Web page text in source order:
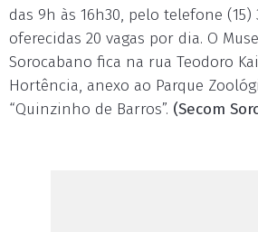
das 9h às 16h30, pelo telefone (15)
oferecidas 20 vagas por dia. O
Sorocabano fica na rua Teodoro
Hortência, anexo ao Parque
“Quinzinho de Barros”. (Secom